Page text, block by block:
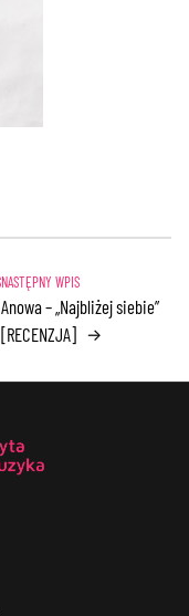
Anowa – „Najbliżej siebie”
[RECENZJA] →